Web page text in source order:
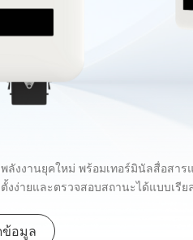
ลังงานยุคใหม่ พร้อมเทอร์มินัลสื่อสา
ง่ายและตรวจสอบสถานะได้แบบเรีย
ข้อมูล